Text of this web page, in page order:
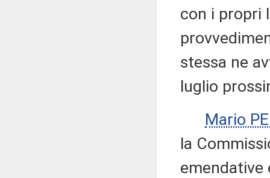
con i propri
stessa ne
luglio
Mario
la
emendative